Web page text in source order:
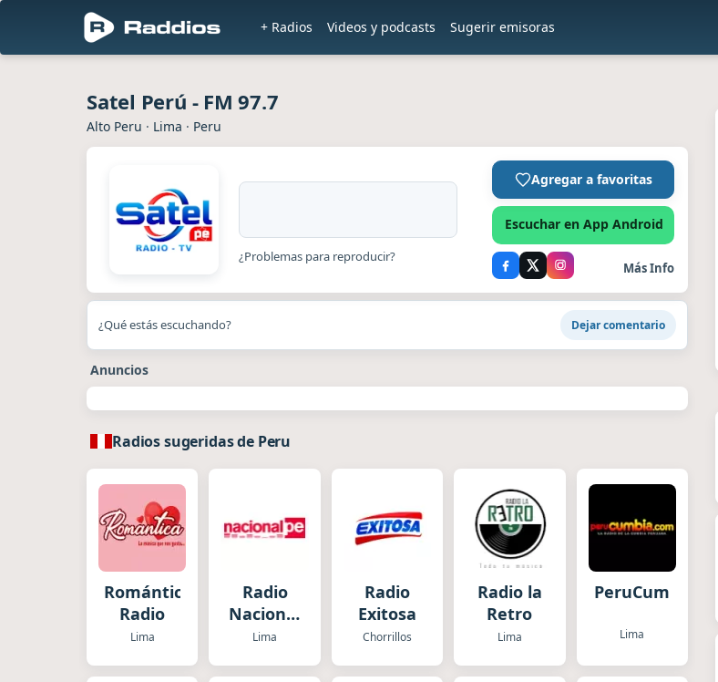
+ Radios Videos y podcasts Sugerir emisoras
Satel Perú - FM 97.7
Alto Peru · Lima · Peru
¿Problemas para reproducir?
Agregar a favoritas
Escuchar en App Android
Más Info
¿Qué estás escuchando? Dejar comentario
Anuncios
Radios sugeridas de Peru
Románticas
Radio
Lima
Radio
Nacional
del Perú
Lima
Radio
Exitosa
Chorrillos
Radio la
Retro
Lima
PeruCumbia
Lima